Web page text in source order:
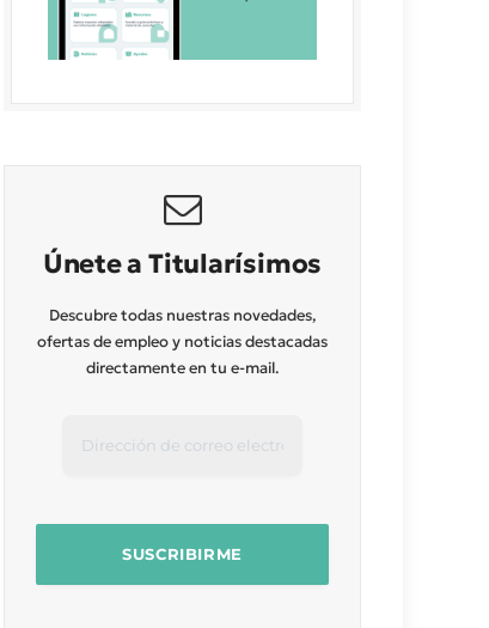
Únete a Titularísimos
Descubre todas nuestras novedades,
ofertas de empleo y noticias destacadas
directamente en tu e-mail.